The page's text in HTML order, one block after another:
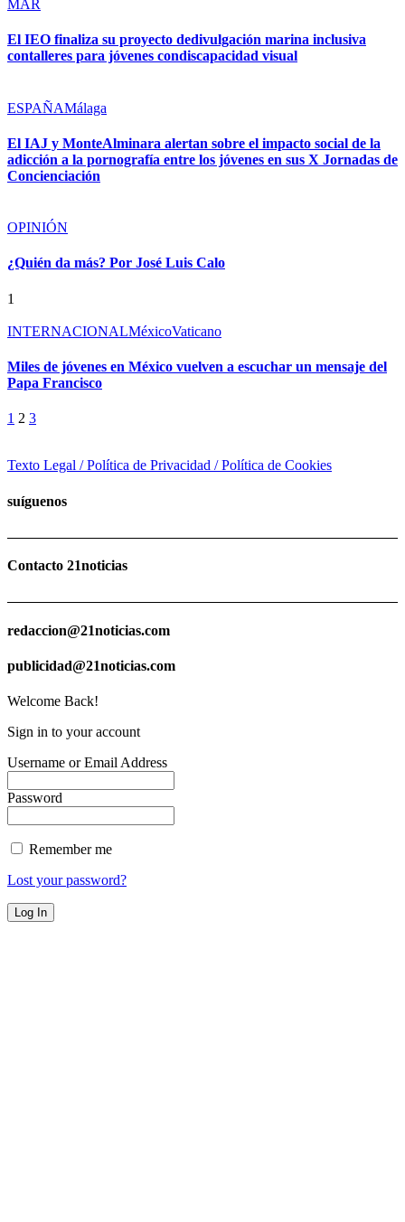
MAR
El IEO finaliza su proyecto dedivulgación marina inclusiva
contalleres para jóvenes condiscapacidad visual
ESPAÑAMálaga
El IAJ y MonteAlminara alertan sobre el impacto social de la
adicción a la pornografía entre los jóvenes en sus X Jornadas de
Concienciación
OPINIÓN
¿Quién da más? Por José Luis Calo
1
INTERNACIONALMéxicoVaticano
Miles de jóvenes en México vuelven a escuchar un mensaje del
Papa Francisco
1 2 3
Texto Legal / Política de Privacidad / Política de Cookies
suíguenos
Contacto 21noticias
redaccion@21noticias.com
publicidad@21noticias.com
Welcome Back!
Sign in to your account
Username or Email Address
Password
Remember me
Lost your password?